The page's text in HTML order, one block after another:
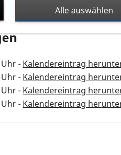
zum
Uhr- Kalendereintrag
Uhr- Kalendereintrag
- Kalendereintrag
Uhr- Kalendereintrag
Alle auswählen